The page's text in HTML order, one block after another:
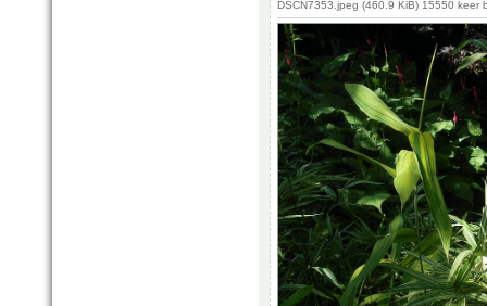
DSCN7353.jpeg (460.9 KiB) 15550 keer